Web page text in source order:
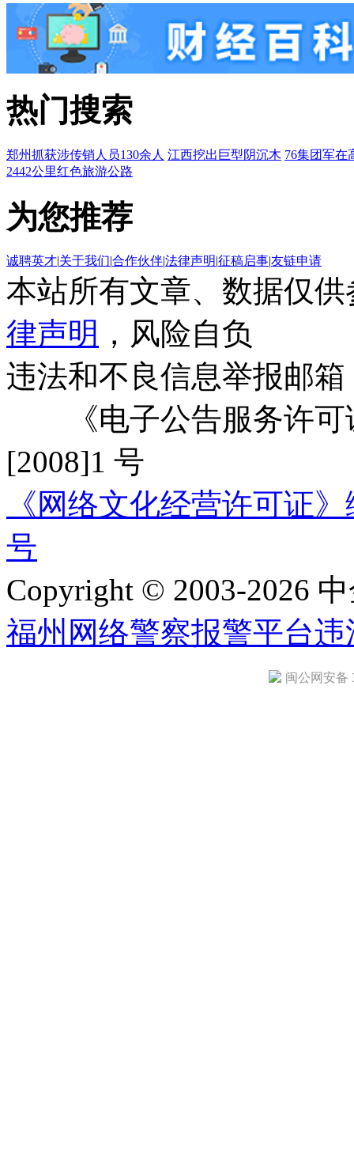
热门搜索
郑州抓获涉传销人员130余人 江西挖出巨型阴沉木 76集团军在
2442公里红色旅游公路
为您推荐
诚聘英才|关于我们|合作伙伴|法律声明|征稿启事|友链申请
本站所有文章、数据仅
律声明 ，风险自负
违法和不良信息举报邮箱
《电子公告服务许可
[2008]1 号
《网络文化经营许可证
号
Copyright © 2003-2026
福州网络警察报警平台违
闽公网安备